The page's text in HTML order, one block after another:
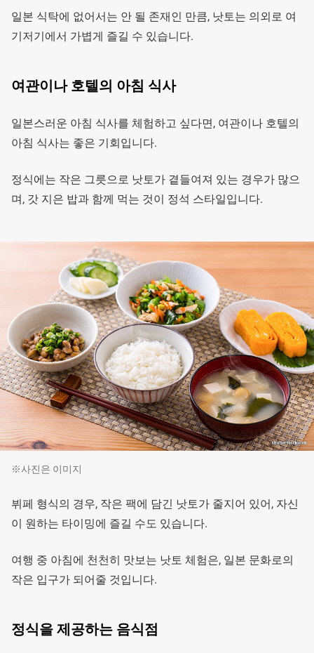
일본 식탁에 없어서는 안 될 존재인 만큼, 낫토는 의외로 여
기저기에서 가볍게 즐길 수 있습니다.
여관이나 호텔의 아침 식사
일본스러운 아침 식사를 체험하고 싶다면, 여관이나 호텔의
아침 식사는 좋은 기회입니다.
정식에는 작은 그릇으로 낫토가 곁들여져 있는 경우가 많으
며, 갓 지은 밥과 함께 먹는 것이 정석 스타일입니다.
※사진은 이미지
뷔페 형식의 경우, 작은 팩에 담긴 낫토가 줄지어 있어, 자신
이 원하는 타이밍에 즐길 수도 있습니다.
여행 중 아침에 천천히 맛보는 낫토 체험은, 일본 문화로의
작은 입구가 되어줄 것입니다.
정식을 제공하는 음식점